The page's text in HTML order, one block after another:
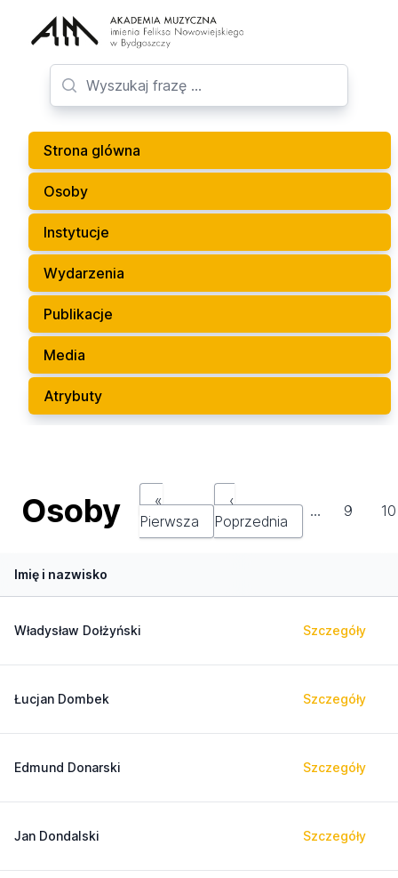
Strona glówna
Osoby
Instytucje
Wydarzenia
Publikacje
Media
Atrybuty
Osoby
«
Pierwsza
‹
Poprzednia
… 9 10
Imię i nazwisko
Władysław Dołżyński Szczegóły
Łucjan Dombek Szczegóły
Edmund Donarski Szczegóły
Jan Dondalski Szczegóły